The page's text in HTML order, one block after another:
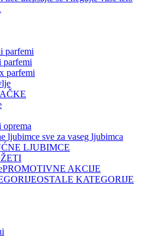
parfemi
parfemi
parfemi
oprema
LJUBIMCE
PROMOTIVNE AKCIJE
OSTALE KATEGORIJE